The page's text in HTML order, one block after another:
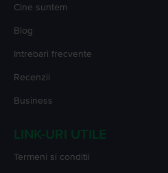
Cine suntem
Blog
Intrebari frecvente
Recenzii
Business
LINK-URI UTILE
Termeni si conditii